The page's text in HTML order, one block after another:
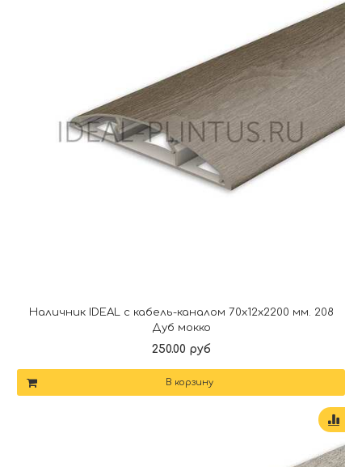
Наличник IDEAL с кабель-каналом 70х12х2200 мм. 208
Дуб мокко
250.00 руб
В корзину